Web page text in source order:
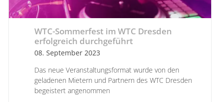
WTC-Sommerfest im WTC Dresden
erfolgreich durchgeführt
08. September 2023
Das neue Veranstaltungsformat wurde von den
geladenen Mietern und Partnern des WTC Dresden
begeistert angenommen